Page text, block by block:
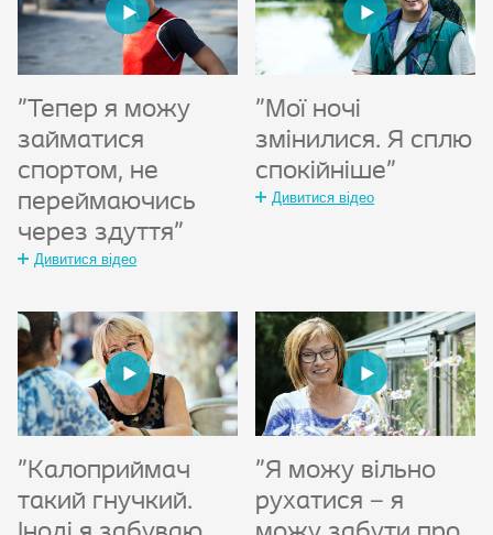
"Тепер я можу
займатися
спортом, не
переймаючись
через здуття"
Дивитися відео
"Мої ночі
змінилися. Я сплю
спокійніше"
Дивитися відео
"Калоприймач
такий гнучкий.
"Я можу вільно
рухатися – я